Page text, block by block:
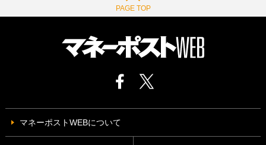
PAGE TOP
マネーポストWEBについて